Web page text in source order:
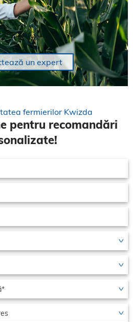
un expert
fermierilor Kwizda
pentru recomandări